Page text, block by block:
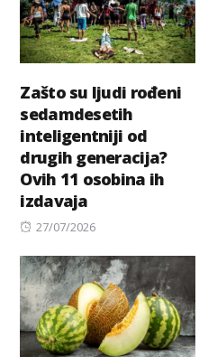
Zašto su ljudi rođeni
sedamdesetih
inteligentniji od
drugih generacija?
Ovih 11 osobina ih
izdavaja
Posted
27/07/2026